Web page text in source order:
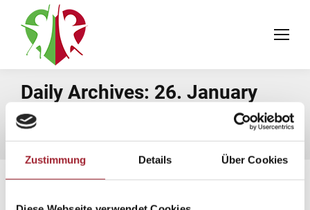
Zustimmung Details Über Cookies
Daily Archives: 26. January
2024
You are here:
Home 2024 January 26